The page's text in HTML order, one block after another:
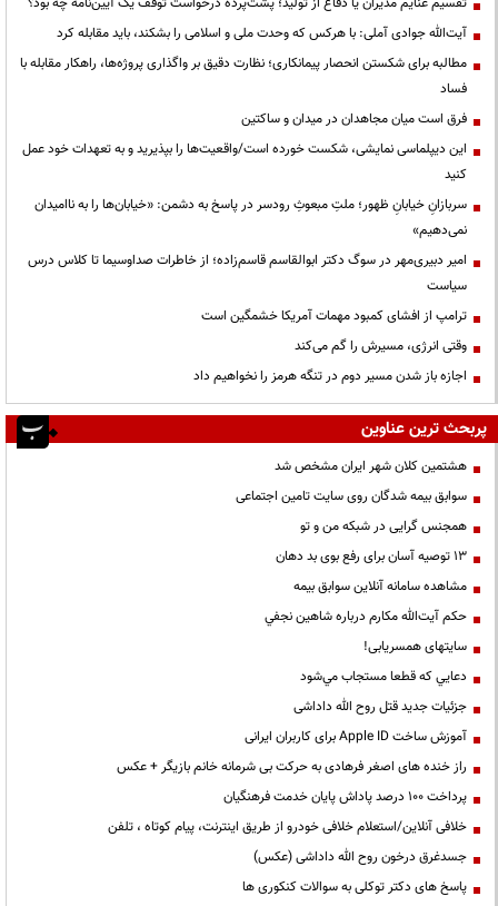
آیت‌الله جوادی آملی: با هرکس که وحدت ملی و اسلامی را بشکند، باید مقابله کرد
مطالبه برای شکستن انحصار پیمانکاری؛ نظارت دقیق بر واگذاری پروژه‌ها، راهکار مقابله با
فساد
فرق است میان مجاهدان در میدان و ساکتین
این دیپلماسی نمایشی، شکست خورده است/واقعیت‌ها را بپذیرید و به تعهدات خود عمل
کنید
سربازانِ خیابانِ ظهور؛ ملتِ مبعوثِ رودسر در پاسخ به دشمن: «خیابان‌ها را به ناامیدان
نمی‌دهیم»
امیر دبیری‌مهر در سوگ دکتر ابوالقاسم قاسم‌زاده؛ از خاطرات صداوسیما تا کلاس درس
سیاست
ترامپ از افشای کمبود مهمات آمریکا خشمگین است
وقتی انرژی، مسیرش را گم می‌کند
اجازه باز شدن مسیر دوم در تنگه هرمز را نخواهیم داد
پربحث ترین عناوین
هشتمین کلان شهر ایران مشخص شد
سوابق بیمه شدگان روی سایت تامین اجتماعی
همجنس گرایی در شبکه من و تو
13 توصیه آسان برای رفع بوی بد دهان
مشاهده سامانه آنلاين سوابق بیمه
حكم آيت‌الله مكارم درباره شاهين نجفي
سایتهای همسریابی!
دعايي كه قطعا مستجاب مي‌شود
جزئیات جدید قتل روح الله داداشی
آموزش ساخت Apple ID برای کاربران ایرانی
راز خنده های اصغر فرهادی به حرکت بی شرمانه خانم بازیگر + عکس
پرداخت ۱۰۰ درصد پاداش پایان خدمت فرهنگیان
خلافی آنلاین/استعلام خلافی خودرو از طریق اینترنت، پیام کوتاه ، تلفن
جسدغرق درخون روح الله داداشی (عکس)
پاسخ های دکتر توکلی به سوالات کنکوری ها